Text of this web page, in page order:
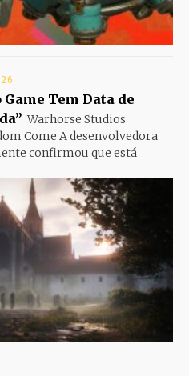
Tem Data de
Warhorse Studios
Come A desenvolvedora
confirmou que está